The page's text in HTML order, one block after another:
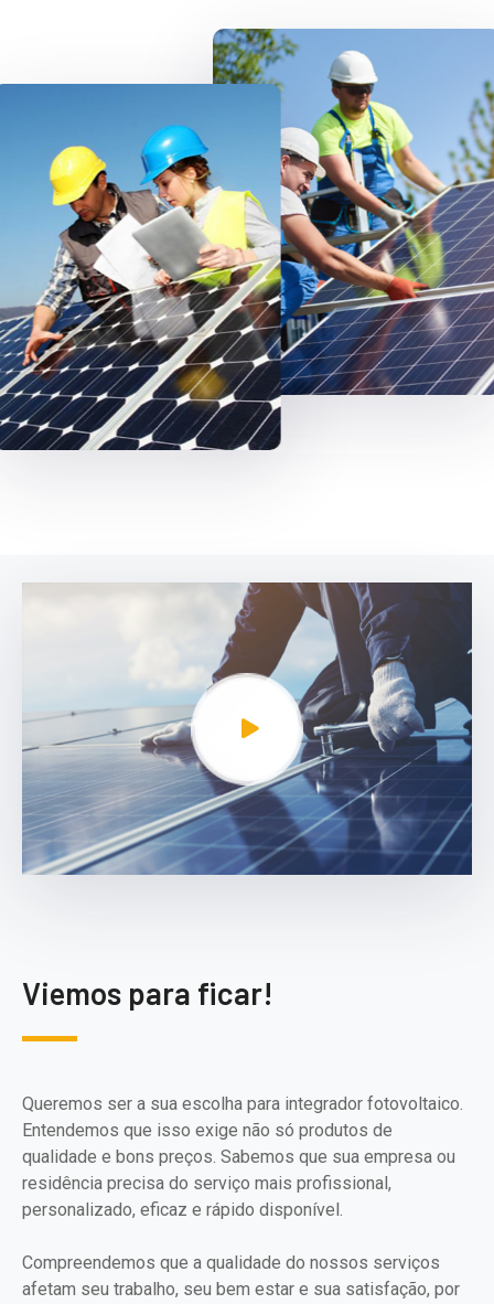
Viemos para ficar!
Queremos ser a sua escolha para integrador fotovoltaico.
Entendemos que isso exige não só produtos de
qualidade e bons preços. Sabemos que sua empresa ou
residência precisa do serviço mais profissional,
personalizado, eficaz e rápido disponível.
Compreendemos que a qualidade do nossos serviços
afetam seu trabalho, seu bem estar e sua satisfação, por